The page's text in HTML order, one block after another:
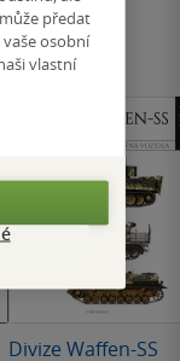
Divize Waffen-SS
předat
osobní
vlastní